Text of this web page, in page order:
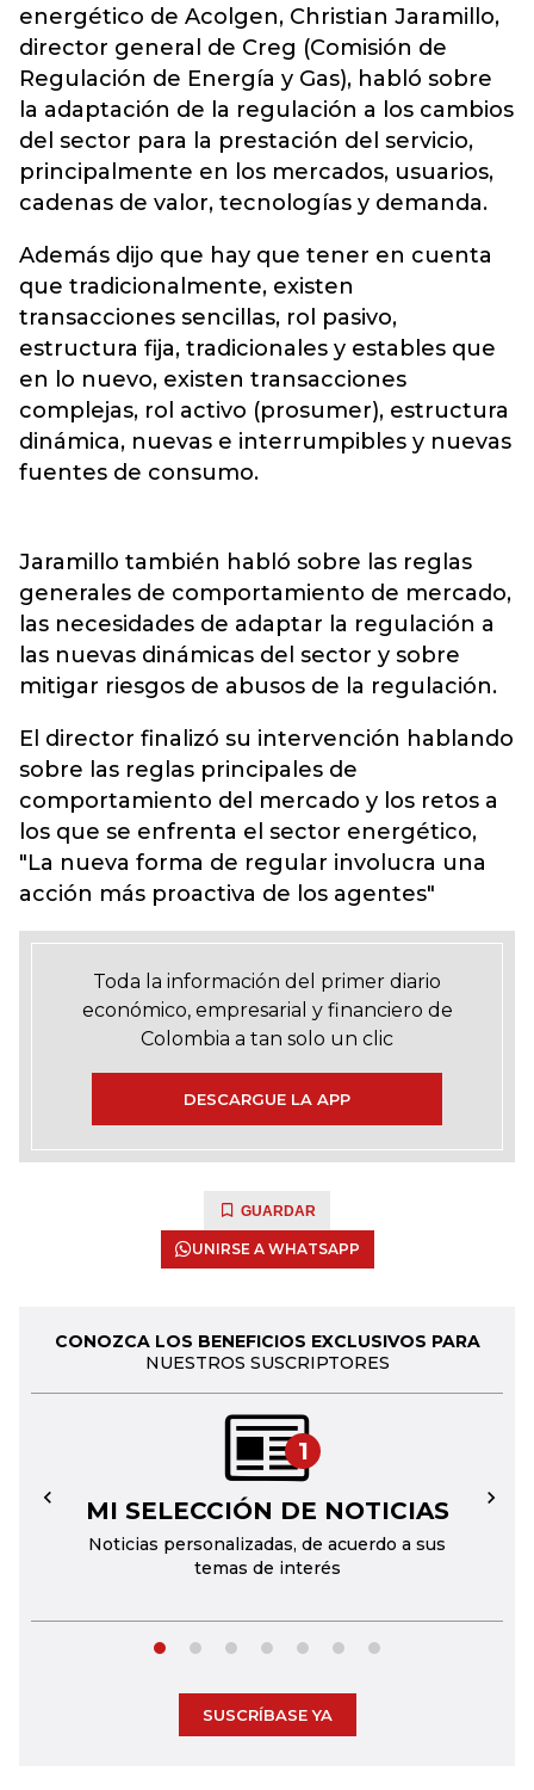
energético de Acolgen, Christian Jaramillo,
director general de Creg (Comisión de
Regulación de Energía y Gas), habló sobre
la adaptación de la regulación a los cambios
del sector para la prestación del servicio,
principalmente en los mercados, usuarios,
cadenas de valor, tecnologías y demanda.
Además dijo que hay que tener en cuenta
que tradicionalmente, existen
transacciones sencillas, rol pasivo,
estructura fija, tradicionales y estables que
en lo nuevo, existen transacciones
complejas, rol activo (prosumer), estructura
dinámica, nuevas e interrumpibles y nuevas
fuentes de consumo.
Jaramillo también habló sobre las reglas
generales de comportamiento de mercado,
las necesidades de adaptar la regulación a
las nuevas dinámicas del sector y sobre
mitigar riesgos de abusos de la regulación.
El director finalizó su intervención hablando
sobre las reglas principales de
comportamiento del mercado y los retos a
los que se enfrenta el sector energético,
"La nueva forma de regular involucra una
acción más proactiva de los agentes"
Toda la información del primer diario
económico, empresarial y financiero de
Colombia a tan solo un clic
DESCARGUE LA APP
GUARDAR
UNIRSE A WHATSAPP
CONOZCA LOS BENEFICIOS EXCLUSIVOS PARA
NUESTROS SUSCRIPTORES
1
MI SELECCIÓN DE NOTICIAS
Noticias personalizadas, de acuerdo a sus
temas de interés
← →
SUSCRÍBASE YA